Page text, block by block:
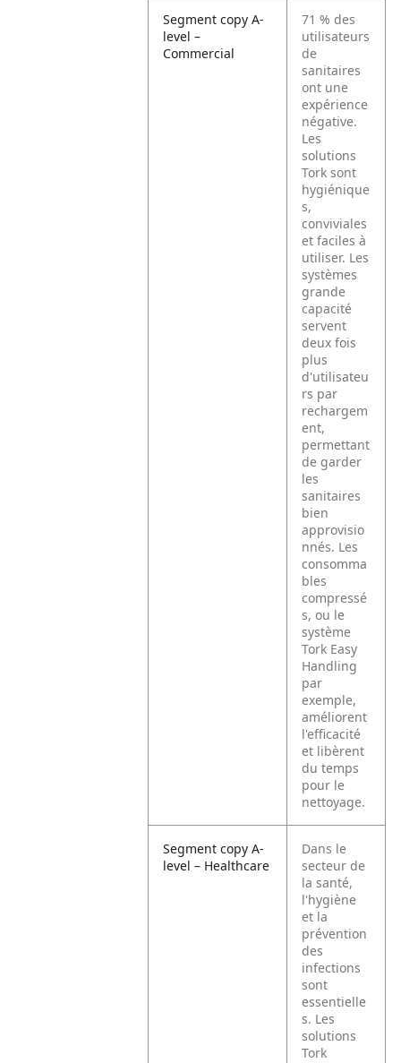
Segment copy A-
level –
Commercial
71 % des
utilisateurs
de
sanitaires
ont une
expérience
négative.
Les
solutions
Tork sont
hygiénique
s,
conviviales
et faciles à
utiliser. Les
systèmes
grande
capacité
servent
deux fois
plus
d'utilisateu
rs par
rechargem
ent,
permettant
de garder
les
sanitaires
bien
approvisio
nnés. Les
consomma
bles
compressé
s, ou le
système
Tork Easy
Handling
par
exemple,
améliorent
l'efficacité
et libèrent
du temps
pour le
nettoyage.
Segment copy A-
level – Healthcare
Dans le
secteur de
la santé,
l'hygiène
et la
prévention
des
infections
sont
essentielle
s. Les
solutions
Tork